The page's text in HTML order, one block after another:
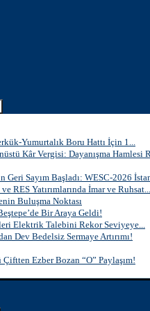
Yumurtalık Boru Hattı İçin 1...
Kâr Vergisi: Dayanışma Hamlesi
Sayım Başladı: WESC-2026
RES Yatırımlarında İmar ve Ruhsat...
Buluşma Noktası
Bir Araya Geldi!
Elektrik Talebini Rekor Seviyeye...
Dev Bedelsiz Sermaye Artırımı!
Ezber Bozan “O” Paylaşım!